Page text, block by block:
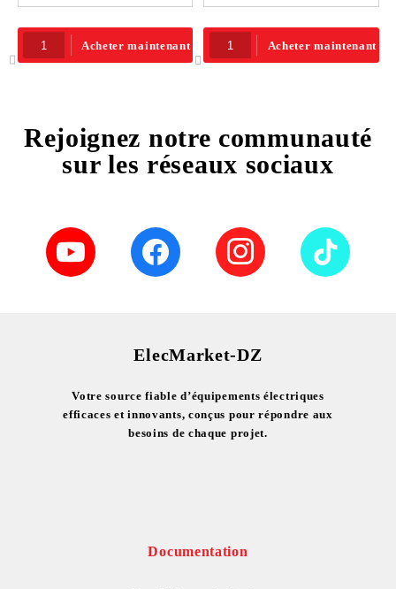
Acheter maintenant Acheter maintenant
Rejoignez notre communauté
sur les réseaux sociaux
ElecMarket-DZ
Votre source fiable d’équipements électriques
efficaces et innovants, conçus pour répondre aux
besoins de chaque projet.
Documentation